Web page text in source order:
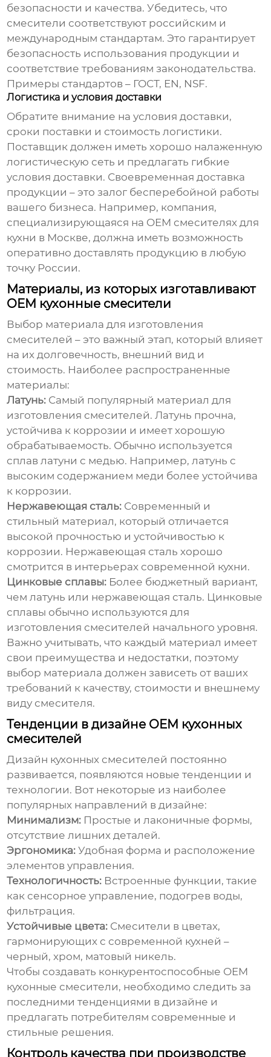
безопасности и качества. Убедитесь, что
смесители соответствуют российским и
международным стандартам. Это гарантирует
безопасность использования продукции и
соответствие требованиям законодательства.
Примеры стандартов – ГОСТ, EN, NSF.
Логистика и условия доставки
Обратите внимание на условия доставки,
сроки поставки и стоимость логистики.
Поставщик должен иметь хорошо налаженную
логистическую сеть и предлагать гибкие
условия доставки. Своевременная доставка
продукции – это залог бесперебойной работы
вашего бизнеса. Например, компания,
специализирующаяся на OEM смесителях для
кухни в Москве, должна иметь возможность
оперативно доставлять продукцию в любую
точку России.
Материалы, из которых изготавливают
OEM кухонные смесители
Выбор материала для изготовления
смесителей – это важный этап, который влияет
на их долговечность, внешний вид и
стоимость. Наиболее распространенные
материалы:
Латунь: Самый популярный материал для
изготовления смесителей. Латунь прочна,
устойчива к коррозии и имеет хорошую
обрабатываемость. Обычно используется
сплав латуни с медью. Например, латунь с
высоким содержанием меди более устойчива
к коррозии.
Нержавеющая сталь: Современный и
стильный материал, который отличается
высокой прочностью и устойчивостью к
коррозии. Нержавеющая сталь хорошо
смотрится в интерьерах современной кухни.
Цинковые сплавы: Более бюджетный вариант,
чем латунь или нержавеющая сталь. Цинковые
сплавы обычно используются для
изготовления смесителей начального уровня.
Важно учитывать, что каждый материал имеет
свои преимущества и недостатки, поэтому
выбор материала должен зависеть от ваших
требований к качеству, стоимости и внешнему
виду смесителя.
Тенденции в дизайне OEM кухонных
смесителей
Дизайн кухонных смесителей постоянно
развивается, появляются новые тенденции и
технологии. Вот некоторые из наиболее
популярных направлений в дизайне:
Минимализм: Простые и лаконичные формы,
отсутствие лишних деталей.
Эргономика: Удобная форма и расположение
элементов управления.
Технологичность: Встроенные функции, такие
как сенсорное управление, подогрев воды,
фильтрация.
Устойчивые цвета: Смесители в цветах,
гармонирующих с современной кухней –
черный, хром, матовый никель.
Чтобы создавать конкурентоспособные OEM
кухонные смесители, необходимо следить за
последними тенденциями в дизайне и
предлагать потребителям современные и
стильные решения.
Контроль качества при производстве